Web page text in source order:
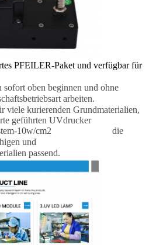
PFEILER-Paket und verfügbar für
oben beginnen und ohne
arbeiten.
viele kurierenden Grundmaterialien,
die
und
passend.